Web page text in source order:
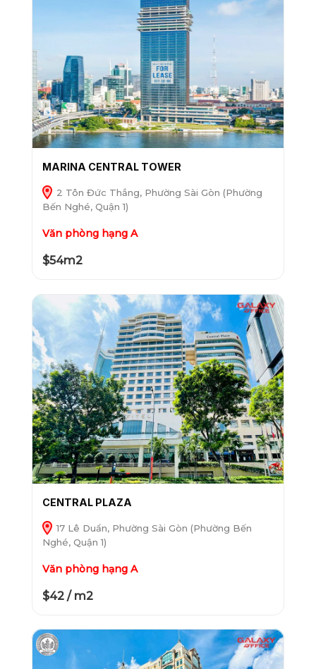
MARINA CENTRAL TOWER
2 Tôn Đức Thắng, Phường Sài Gòn (Phường
Bến Nghé, Quận 1)
Văn phòng hạng A
$54m2
CENTRAL PLAZA
17 Lê Duẩn, Phường Sài Gòn (Phường Bến
Nghé, Quận 1)
Văn phòng hạng A
$42 / m2